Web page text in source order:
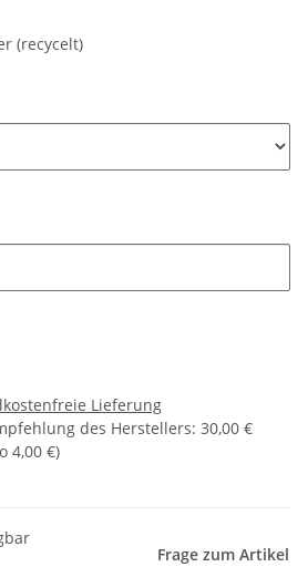
(recycelt)
Lieferung
des Herstellers: 30,00 €
4,00 €)
Frage zum Artikel